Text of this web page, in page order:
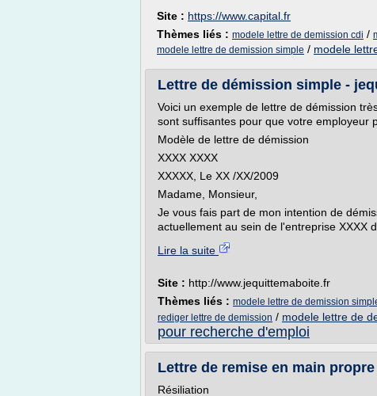
Site : https://www.capital.fr
Thèmes liés : modele lettre de demission cdi /
modele lettre de demission simple / modele
Lettre de démission simple -
Voici un exemple de lettre de démission
sont suffisantes pour que votre employeur
Modèle de lettre de démission
XXXX XXXX
XXXXX, Le XX /XX/2009
Madame, Monsieur,
Je vous fais part de mon intention de
actuellement au sein de l'entreprise XXXX
Lire la suite
Site : http://www.jequittemaboite.fr
Thèmes liés : modele lettre de demission
rediger lettre de demission / modele lettre de
pour recherche d'emploi
Lettre de remise en main
Résiliation